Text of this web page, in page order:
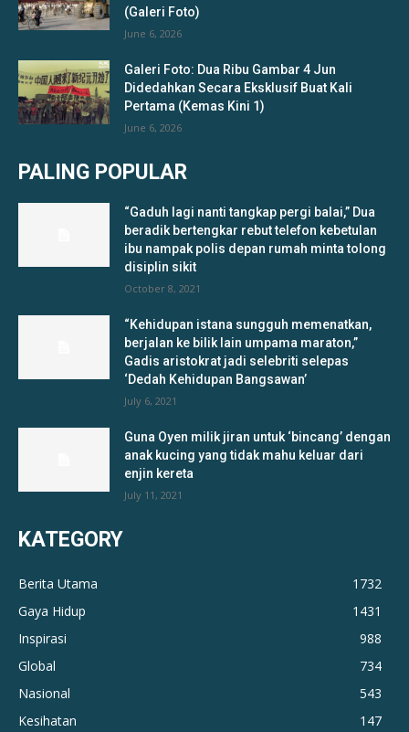
(Galeri Foto)
June 6, 2026
Galeri Foto: Dua Ribu Gambar 4 Jun
Didedahkan Secara Eksklusif Buat Kali
Pertama (Kemas Kini 1)
June 6, 2026
PALING POPULAR
“Gaduh lagi nanti tangkap pergi balai,” Dua
beradik bertengkar rebut telefon kebetulan
ibu nampak polis depan rumah minta tolong
disiplin sikit
October 8, 2021
“Kehidupan istana sungguh memenatkan,
berjalan ke bilik lain umpama maraton,”
Gadis aristokrat jadi selebriti selepas
‘Dedah Kehidupan Bangsawan’
July 6, 2021
Guna Oyen milik jiran untuk ‘bincang’ dengan
anak kucing yang tidak mahu keluar dari
enjin kereta
July 11, 2021
KATEGORY
Berita Utama
1732
Gaya Hidup
1431
Inspirasi
988
Global
734
Nasional
543
Kesihatan
147